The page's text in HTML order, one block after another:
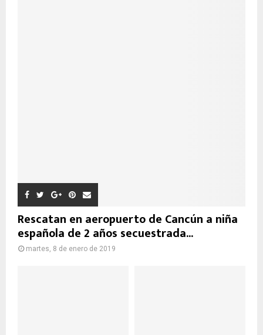
Rescatan en aeropuerto de Cancún a niña
española de 2 años secuestrada...
martes, 8 de enero de 2019